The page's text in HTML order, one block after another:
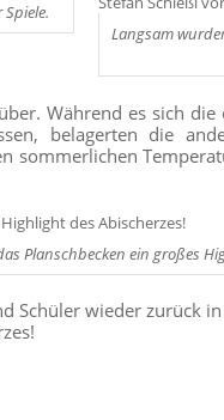
Langsam
Während es sich
belagerten die
sommerlichen
Planschbecken ein großes
Schüler wieder zurück